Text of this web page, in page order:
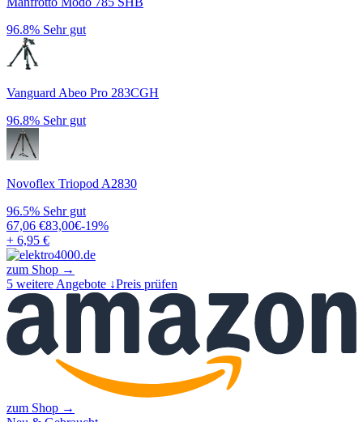
96.8% Sehr gut
Vanguard Abeo Pro 283CGH
96.8% Sehr gut
Novoflex Triopod A2830
96.5% Sehr gut
67,06 €83,00€-19%
+ 6,95 €
zum Shop →
5 weitere Angebote ↓Preis prüfen
zum Shop →